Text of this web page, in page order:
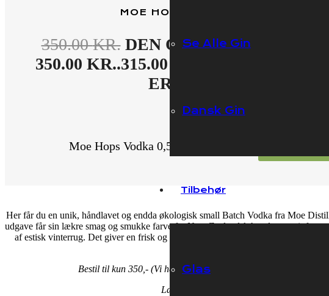
Se Alle Gin
Dansk Gin
Tilbehør
Glas
MOE HOPS VODKA 0,5 LITER
350.00KR. DEN OPRINDELIGE PRIS
350.00 KR..315.00
ER: 315.00 KR..
På lager
Moe Hops Vodka 0,5 Liter antal
Her får du en unik, håndlavet og endda økologisk small Batch Vodka fra Moe
udgave får sin lækre smag og smukke farve fra New Zealandsk humle, som
af estisk vinterrug. Det giver en frisk og floral smag med en snert at sødme. En
Bestil til kun 350,- (Vi har fri fragt fra 500,- Og 1-2 dages
Læs mere længere nede.